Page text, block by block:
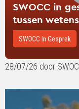
SWOCC in
tussen
SWOCC In Gesprek
28/07/26 door